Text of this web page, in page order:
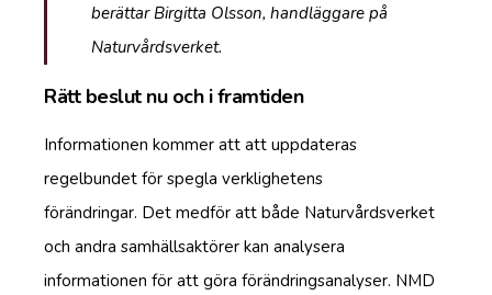
berättar Birgitta Olsson, handläggare på
Naturvårdsverket.
Rätt beslut nu och i framtiden
Informationen kommer att att uppdateras
regelbundet för spegla verklighetens
förändringar. Det medför att både Naturvårdsverket
och andra samhällsaktörer kan analysera
informationen för att göra förändringsanalyser. NMD